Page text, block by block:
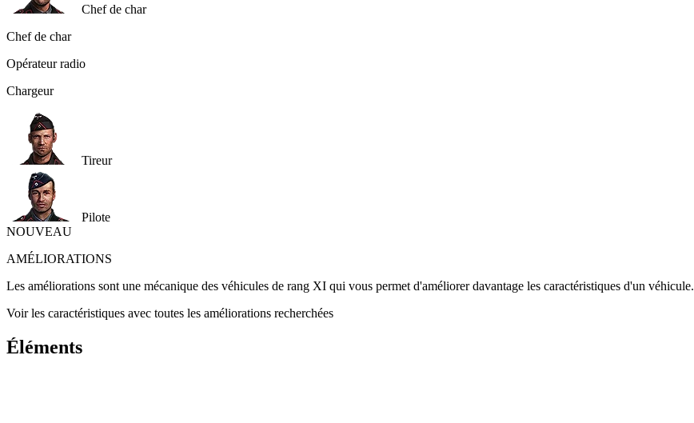
Chef de char
Chef de char
Opérateur radio
Chargeur
Tireur
Pilote
NOUVEAU
AMÉLIORATIONS
Les améliorations sont une mécanique des véhicules de rang XI qui vous permet d'améliorer davantage les caractéristiques d'un véhicule.
Voir les caractéristiques avec toutes les améliorations recherchées
Éléments